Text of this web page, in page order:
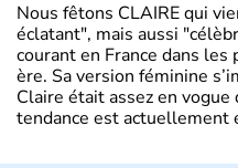
Nous fêtons CLAIRE qui
éclatant", mais aussi
courant en France dans
ère. Sa version féminine
Claire était assez en vogue
tendance est actuellement